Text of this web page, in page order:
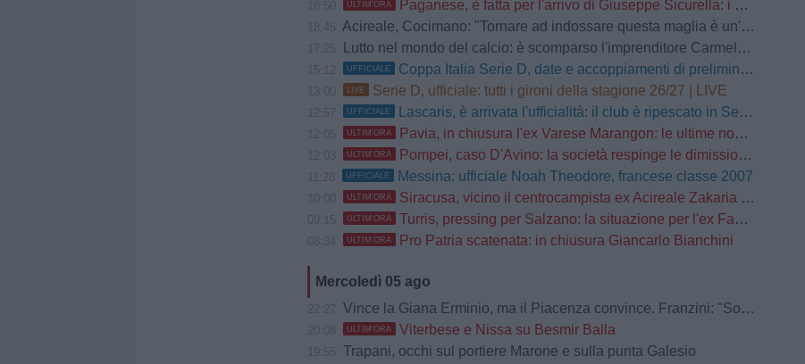
ULTIM'ORA Paganese, è fatta per l'arrivo di Giuseppe Sicurella: i dettagli
Acireale, Cocimano: "Tornare ad indossare questa maglia è un'emozione fortissima. Mi ha convinto la serietà della società"
Lutto nel mondo del calcio: è scomparso l'imprenditore Carmelo Cogliandro
UFFICIALE Coppa Italia Serie D, date e accoppiamenti di preliminari e primo turno
LIVE Serie D, ufficiale: tutti i gironi della stagione 26/27 | LIVE
UFFICIALE Lascaris, è arrivata l'ufficialità: il club è ripescato in Serie D
ULTIM'ORA Pavia, in chiusura l'ex Varese Marangon: le ultime novità
ULTIM'ORA Pompei, caso D'Avino: la società respinge le dimissioni del Direttore Generale
UFFICIALE Messina: ufficiale Noah Theodore, francese classe 2007
ULTIM'ORA Siracusa, vicino il centrocampista ex Acireale Zakaria Daqoune
ULTIM'ORA Turris, pressing per Salzano: la situazione per l'ex Fasano
ULTIM'ORA Pro Patria scatenata: in chiusura Giancarlo Bianchini
Mercoledì 05 ago
Vince la Giana Erminio, ma il Piacenza convince. Franzini: "Soddisfatto della prestazione"
ULTIM'ORA Viterbese e Nissa su Besmir Balla
Trapani, occhi sul portiere Marone e sulla punta Galesio